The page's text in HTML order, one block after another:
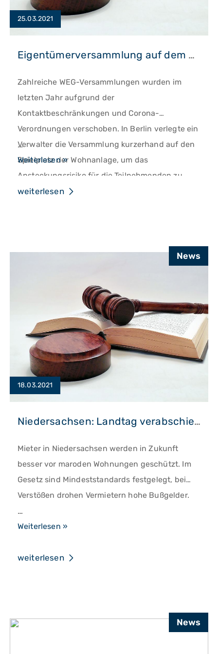
25.03.2021
Eigentümerversammlung auf dem Spielplatz
Zahlreiche WEG-Versammlungen wurden im
letzten Jahr aufgrund der
Kontaktbeschränkungen und Corona-
Verordnungen verschoben. In Berlin verlegte ein
Verwalter die Versammlung kurzerhand auf den
Spielplatz der Wohnanlage, um das
Ansteckungsrisiko für die Teilnehmenden zu
minimieren – dagegen klagte eine Eigentümerin.
…
Eigentümerversammlung
auf
dem
Weiterlesen »
weiterlesen
News
18.03.2021
Niedersachsen: Landtag verabschiedet Wohnraumschutzgesetz
Mieter in Niedersachsen werden in Zukunft
besser vor maroden Wohnungen geschützt. Im
Gesetz sind Mindeststandards festgelegt, bei
Verstößen drohen Vermietern hohe Bußgelder.
…
Niedersachsen:
verabschiedet
Weiterlesen »
weiterlesen
News